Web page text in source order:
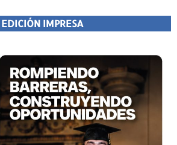
EDICIÓN IMPRESA